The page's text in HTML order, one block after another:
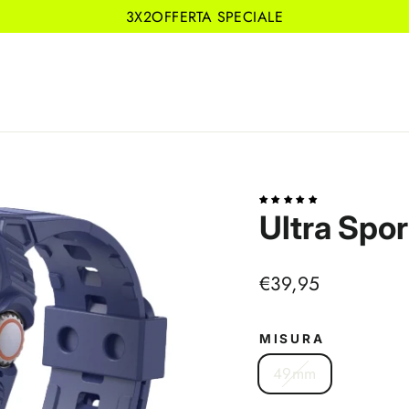
3X2OFFERTA SPECIALE
Ultra
Prezzo
listino
€39,95
MISURA
49mm